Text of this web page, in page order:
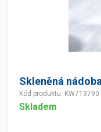
Skleněná
Kód produktu: KW713790
Skladem